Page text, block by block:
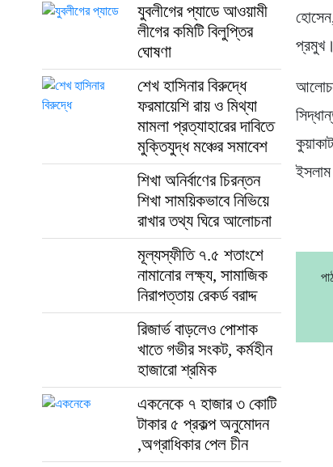
যুবলীগের প্যাডে আওয়ামী
লীগের কমিটি বিলুপ্তির
ঘোষণা
শেখ হাসিনার বিরুদ্ধে
ফরমায়েশি রায় ও মিথ্যা
মামলা প্রত্যাহারের দাবিতে
মুক্তিযুদ্ধ মঞ্চের সমাবেশ
শিখা অনির্বাণের চিরন্তন
শিখা সাময়িকভাবে নিভিয়ে
রাখার তথ্য ঘিরে আলোচনা
মূল্যস্ফীতি ৭.৫ শতাংশে
নামানোর লক্ষ্য, সামাজিক
নিরাপত্তায় রেকর্ড বরাদ্দ
রিজার্ভ বাড়লেও পোশাক
খাতে গভীর সংকট, কর্মহীন
হাজারো শ্রমিক
একনেকে ৭ হাজার ৩ কোটি
টাকার ৫ প্রকল্প অনুমোদন
,অগ্রাধিকার পেল চীন
প্রমুখ।